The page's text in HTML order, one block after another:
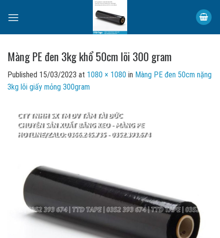
Màng PE đen 3kg khổ 50cm lõi 300 gram
Published 15/03/2023 at 1080 × 1080 in Màng PE đen 50cm nặng
3kg lõi giấy mỏng 300gram